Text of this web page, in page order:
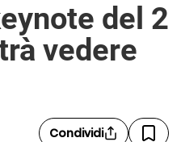
del 2
vedere
Condividi